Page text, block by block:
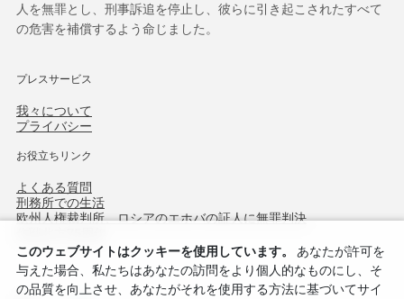
人を無罪とし、刑事訴追を停止し、彼らに引き起こされたすべて
の危害を補償するよう命じました。
プレスサービス
我々について
プライバシー
お役立ちリンク
よくある質問
刑務所での生活
欧州人権裁判所、ロシアのエホバの証人に無罪判決
このウェブサイトはクッキーを使用しています。
あなたが許可を
与えた場合、私たちはあなたの訪問をより個人的なものにし、そ
の品質を向上させ、あなたがそれを使用する方法に基づいてサイ